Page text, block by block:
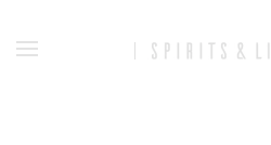
Zum Hauptinhalt springen